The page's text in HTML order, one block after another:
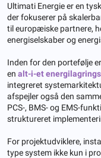
Ultimati Energie er en
der fokuserer på
til europæiske partnere,
energiselskaber og
Inden for den portefølje
en alt-i-et
integreret
afspejler også den
PCS-, BMS- og EMS-
struktureret
For projektudviklere,
type system ikke kun i